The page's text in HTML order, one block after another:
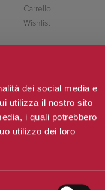
dei social media e
utilizza il nostro sito
i quali potrebbero
utilizzo dei loro
Carrello
Wishlist